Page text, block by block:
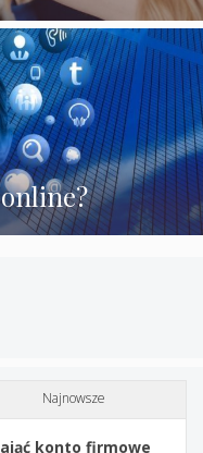
Najnowsze
konto firmowe